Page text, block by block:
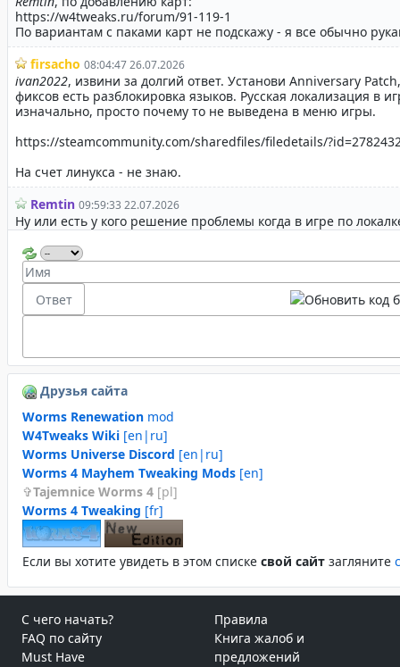
Друзья сайта
Worms Renewation mod
W4Tweaks Wiki [en|ru]
Worms Universe Discord [en|ru]
Worms 4 Mayhem Tweaking Mods [en]
Tajemnice Worms 4 [pl]
Worms 4 Tweaking [fr]
Если вы хотите увидеть в этом спиcке свой сайт загляните
С чего начать?
FAQ по сайту
Must Have
Правила
Книга жалоб и
предложений